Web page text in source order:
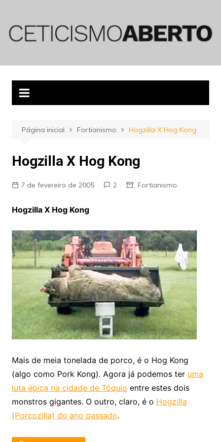
conteúdo
Página inicial Fortianismo Hogzilla X Hog Kong
Hogzilla X Hog Kong
7 de fevereiro de 2005 2 Fortianismo
Hogzilla X Hog Kong
Mais de meia tonelada de porco, é o Hog Kong
(algo como Pork Kong). Agora já podemos ter uma
luta épica na cidade de Tóquio entre estes dois
monstros gigantes. O outro, claro, é o Hogzilla
(Porcozilla) do ano passado.